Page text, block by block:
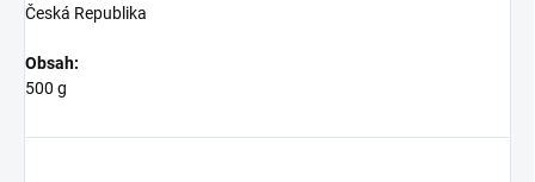
Česká Republika
Obsah:
500 g